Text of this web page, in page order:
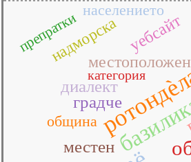
градче
диалект
местен
уебсайт
надморска
населението
община
препратки
категория